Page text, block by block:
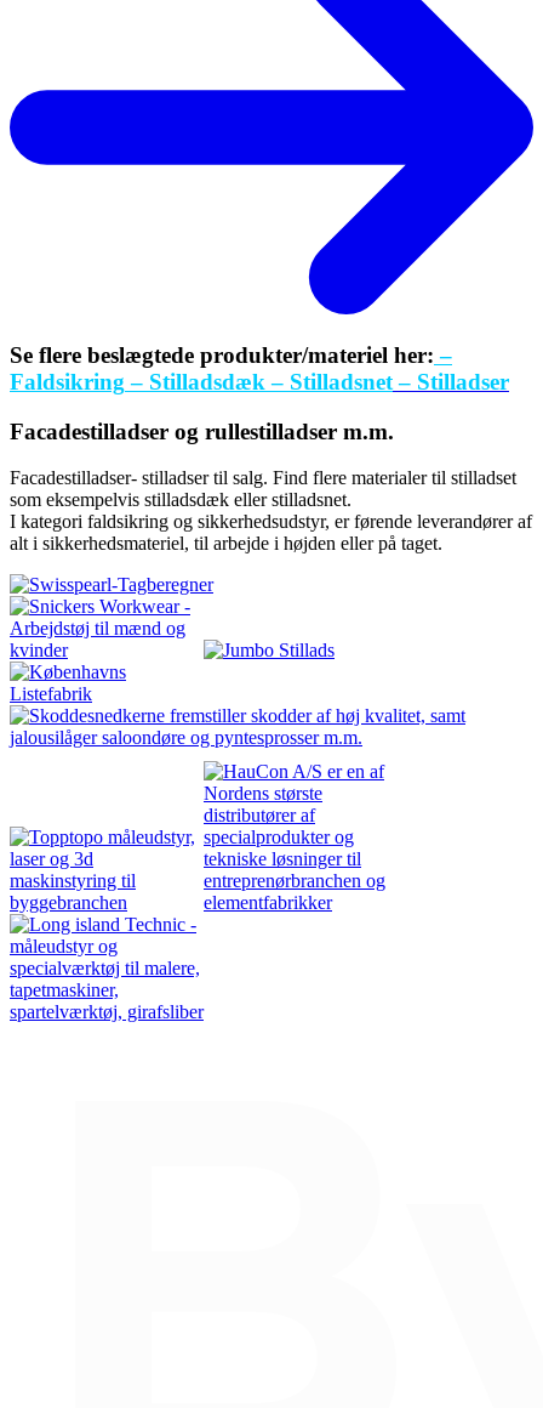
Se flere beslægtede produkter/materiel her: –
Faldsikring – Stilladsdæk – Stilladsnet– Stilladser
Facadestilladser og rullestilladser m.m.
Facadestilladser- stilladser til salg. Find flere materialer til stilladset
som eksempelvis stilladsdæk eller stilladsnet.
I kategori faldsikring og sikkerhedsudstyr, er førende leverandører af
alt i sikkerhedsmateriel, til arbejde i højden eller på taget.